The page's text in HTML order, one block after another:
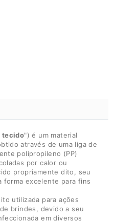
tecido") é um material
através de uma liga de
polipropileno (PP)
por calor ou
propriamente dito, seu
forma excelente para fins
utilizada para ações
brindes, devido a seu
em diversos